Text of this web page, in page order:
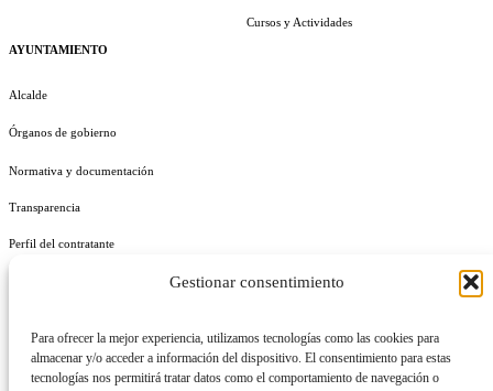
Gestionar consentimiento
Para ofrecer la mejor experiencia, utilizamos tecnologías como las cookies para
almacenar y/o acceder a información del dispositivo. El consentimiento para estas
tecnologías nos permitirá tratar datos como el comportamiento de navegación o
AYUNTAMIENTO
Alcalde
Órganos de gobierno
Normativa y documentación
Transparencia
Perfil del contratante
Cursos y Actividades